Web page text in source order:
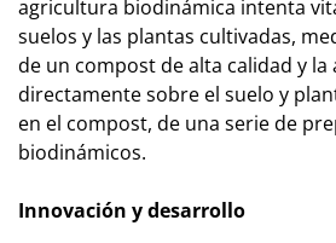
agricultura biodinámica intenta
suelos y las plantas cultivadas,
de un compost de alta calidad y la
directamente sobre el suelo y
en el compost, de una serie de
biodinámicos.
Innovación y desarrollo